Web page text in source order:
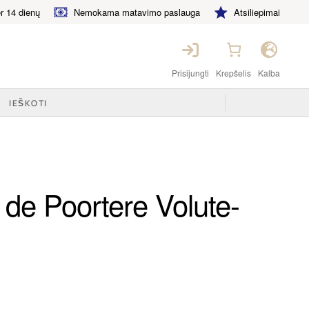
14 dienų Nemokama matavimo paslauga Atsiliepimai
Prisijungti Krepšelis Kalba
Poortere Volute-